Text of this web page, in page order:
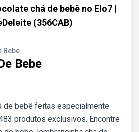
chá de bebê no Elo7 |
(356CAB)
Bebe
Bebe
de bebê feitas especialmente
produtos exclusivos. Encontre